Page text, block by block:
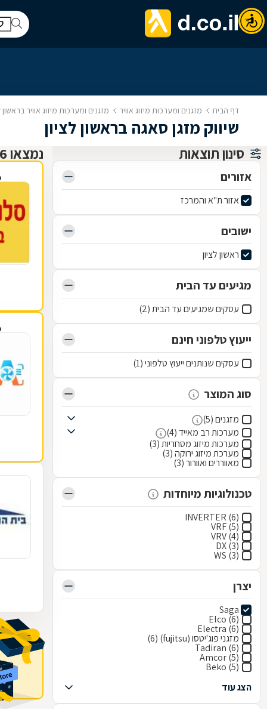
דף הבית מזגנים ומערכות מיזוג אוויר מזגנים ומערכות מיזוג אוויר בראשון
שיווק מזגן סאגה בראשון לציון
סינון תוצאות
אזורים
אזור ת"א והמרכז
ישובים
ראשון לציון
מגיעים עד הבית
עסקים שמגיעים עד הבית (2)
ייעוץ טלפוני חינם
עסקים שנותנים ייעוץ טלפוני (1)
סוג המוצר
מזגנים (5)
מערכות רב מאייד (4)
מערכות מיזוג מסחריות (3)
מערכת מיזוג ירוקה (3)
מאווררים ואוורור (3)
טכנולוגיות מיוחדות
INVERTER (6)
VRF (5)
VRV (4)
DX (3)
WS (3)
יצרן
Saga
Elco (6)
Electra (6)
מזגני פוג'יטסו (fujitsu) (6)
Tadiran (6)
Amcor (5)
Beko (5)
הצג עוד
נמצאו 6 מזגנים ומערכות מיזוג אוויר